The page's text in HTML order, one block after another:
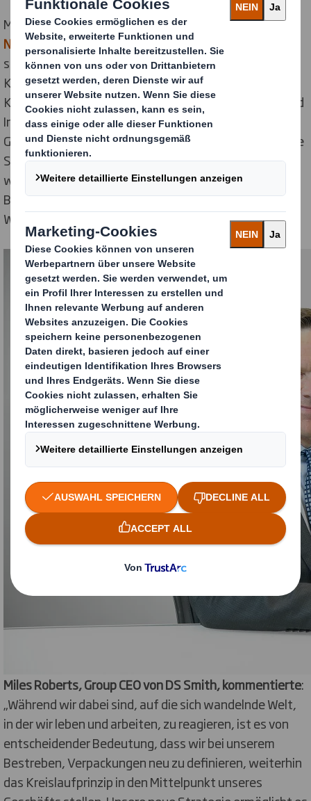
Mit seiner neuen, zweistufigen
Nachhaltigkeitsstrategie “Jetzt. Und zukünftig.“
sich DS Smith weiterhin auf den Übergang zu einer
Kreislaufwirtschaft konzentrieren. Dabei wird der
Konzern eng mit Kunden, Gemeinden, Regierungen und
Influencern zusammenarbeiten, um Materialien in
Gebrauch zu halten, Abfall zu vermeiden und natürliche
Systeme zu regenerieren. Das Unternehmen wird sich
weiterhin auf die Reduzierung von CO₂, den Schutz der
Biodiversität und die Verringerung des
Wasserverbrauchs konzentrieren.
Miles Roberts, Group CEO von DS Smith, kommentierte:
„Während wir dabei sind, auf die sich wandelnde Welt,
in der wir leben und arbeiten, zu reagieren, ist es von
entscheidender Bedeutung, dass wir bei unserem
Bestreben, Verpackungen neu zu definieren, weiterhin
das Kreislaufprinzip in den Mittelpunkt unseres